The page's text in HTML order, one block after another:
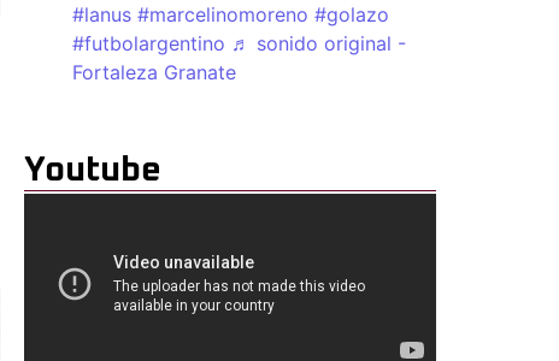
#lanus #marcelinomoreno #golazo
#futbolargentino ♬ sonido original -
Fortaleza Granate
Youtube